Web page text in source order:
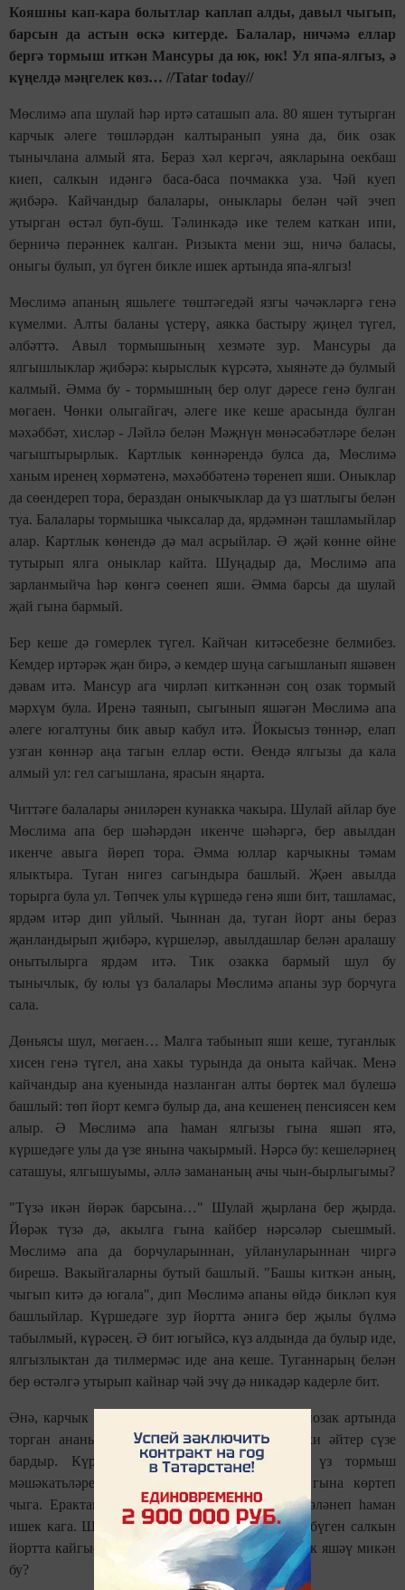
Кояшны кап-кара болытлар каплап алды, давыл чыгып,
барсын да астын өскә китерде. Балалар, ничәмә еллар
бергә тормыш иткән Мансуры да юк, юк! Ул япа-ялгыз, ә
күңелдә мәңгелек көз… //Tatar today//
Мөслимә апа шулай һәр иртә саташып ала. 80 яшен тутырган
карчык әлеге төшләрдән калтыранып уяна да, бик озак
тынычлана алмый ята. Бераз хәл кергәч, аякларына оекбаш
киеп, салкын идәнгә баса-баса почмакка уза. Чәй куеп
җибәрә. Кайчандыр балалары, оныклары белән чәй эчеп
утырган өстәл буп-буш. Тәлинкәдә ике телем каткан ипи,
берничә перәннек калган. Ризыкта мени эш, ничә баласы,
оныгы булып, ул бүген бикле ишек артында япа-ялгыз!
Мөслимә апаның яшьлеге төштәгедәй язгы чәчәкләргә генә
күмелми. Алты баланы үстерү, аякка бастыру җиңел түгел,
әлбәттә. Авыл тормышының хезмәте зур. Мансуры да
ялгышлыклар җибәрә: кырыслык күрсәтә, хыянәте дә булмый
калмый. Әмма бу - тормышның бер олуг дәресе генә булган
мөгаен. Чөнки олыгайгач, әлеге ике кеше арасында булган
мәхәббәт, хисләр - Ләйлә белән Мәҗнүн мөнәсәбәтләре белән
чагыштырырлык. Картлык көннәрендә булса да, Мөслимә
ханым иренең хөрмәтенә, мәхәббәтенә төренеп яши. Оныклар
да сөендереп тора, бераздан оныкчыклар да үз шатлыгы белән
туа. Балалары тормышка чыксалар да, ярдәмнән ташламыйлар
алар. Картлык көнендә дә мал асрыйлар. Ә җәй көнне өйне
тутырып ялга оныклар кайта. Шуңадыр да, Мөслимә апа
зарланмыйча һәр көнгә сөенеп яши. Әмма барсы да шулай
җай гына бармый.
Бер кеше дә гомерлек түгел. Кайчан китәсебезне белмибез.
Кемдер иртәрәк җан бирә, ә кемдер шуңа сагышланып яшәвен
дәвам итә. Мансур ага чирләп киткәннән соң озак тормый
мәрхүм була. Иренә таянып, сыгынып яшәгән Мөслимә апа
әлеге югалтуны бик авыр кабул итә. Йокысыз төннәр, елап
узган көннәр аңа тагын еллар өсти. Өендә ялгызы да кала
алмый ул: гел сагышлана, ярасын яңарта.
Читтәге балалары әниләрен кунакка чакыра. Шулай айлар буе
Мөслима апа бер шәһәрдән икенче шәһәргә, бер авылдан
икенче авыга йөреп тора. Әмма юллар карчыкны тәмам
ялыктыра. Туган нигез сагындыра башлый. Җәен авылда
торырга була ул. Төпчек улы күршедә генә яши бит, ташламас,
ярдәм итәр дип уйлый. Чыннан да, туган йорт аны бераз
җанландырып җибәрә, күршеләр, авылдашлар белән аралашу
онытылырга ярдәм итә. Тик озакка бармый шул бу
тынычлык, бу юлы үз балалары Мөслимә апаны зур борчуга
сала.
Дөньясы шул, мөгаен… Малга табынып яши кеше, туганлык
хисен генә түгел, ана хакы турында да оныта кайчак. Менә
кайчандыр ана куенында назланган алты бөртек мал бүлешә
башлый: төп йорт кемгә булыр да, ана кешенең пенсиясен кем
алыр. Ә Мөслимә апа һаман ялгызы гына яшәп ятә,
күршедәге улы да үзе янына чакырмый. Нәрсә бу: кешеләрнең
саташуы, ялгышуымы, әллә замананың ачы чын-бырлыгымы?
"Түзә икән йөрәк барсына…" Шулай җырлана бер җырда.
Йөрәк түзә дә, акылга гына кайбер нәрсәләр сыешмый.
Мөслимә апа да борчуларыннан, уйлануларыннан чиргә
бирешә. Вакыйгаларны бутый башлый. "Башы киткән аның,
чыгып китә дә югала", дип Мөслимә апаны өйдә бикләп куя
башлыйлар. Күршедәге зур йортта әнигә бер җылы бүлмә
табылмый, күрәсең. Ә бит югыйсә, күз алдында да булыр иде,
ялгызлыктан да тилмермәс иде ана кеше. Туганнарың белән
бер өстәлгә утырып кайнар чәй эчү дә никадәр кадерле бит.
Әнә, карчык шак-шок ишек суга. Көннәр буе йозак артында
торган ананың һава сулыйсы киләдер, ә бәлки әйтер сүзе
бардыр. Күршедәге баласы гына ишетми, үз тормыш
мәшәкатьләренә күмелеп яши. Бары ашарга гына көртеп
чыга. Ерактагылар да сирәк кайта. Ә ана өзгәләнеп һаман
ишек кага. Шак-шок, шак-шок… Мөслимә апа бүген салкын
йортта кайгысы белән япа-ялгыз яшәп ята… Тик яшәү микән
бу?